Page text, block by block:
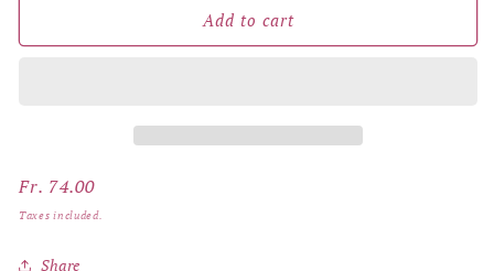
Add to cart
Regular
price
Fr. 74.00
Taxes included.
Share